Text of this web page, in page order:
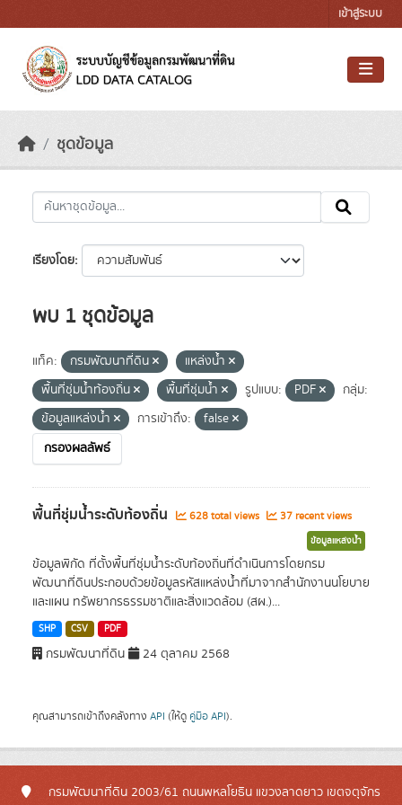
เข้าสู่ระบบ
ชุดข้อมูล
เรียงโดย
พบ 1 ชุดข้อมูล
แท็ค: กรมพัฒนาที่ดิน
แหล่งน้ำ
พื้นที่ชุ่มน้ำท้องถิ่น
พื้นที่ชุ่มน้ำ รูปแบบ: PDF
กลุ่ม:
ข้อมูลแหล่งน้ำ
การเข้าถึง:
false
กรองผลลัพธ์
พื้นที่ชุ่มน้ำระดับท้องถิ่น 628 total views 37 recent views
ข้อมูลแหล่งน้ำ
ข้อมูลพิกัด ที่ตั้งพื้นที่ชุ่มน้ำระดับท้องถิ่นที่ดำเนินการโดยกรม
พัฒนาที่ดินประกอบด้วยข้อมูลรหัสแหล่งน้ำที่มาจากสำนักงานนโยบาย
และแผน ทรัพยากรธรรมชาติและสิ่งแวดล้อม (สผ.)...
SHP CSV PDF
กรมพัฒนาที่ดิน 24 ตุลาคม 2568
คุณสามารถเข้าถึงคลังทาง API (ให้ดู คู่มือ API).
กรมพัฒนาที่ดิน 2003/61 ถนนพหลโยธิน แขวงลาดยาว เขตจตุจักร